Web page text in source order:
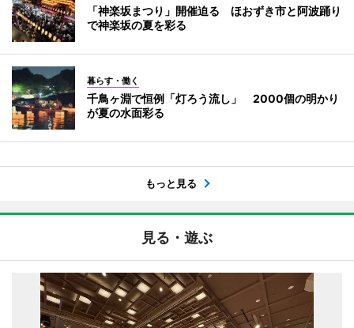
「神楽坂まつり」開催迫る ほおずき市と阿波踊り
で神楽坂の夏を彩る
暮らす・働く
千鳥ヶ淵で恒例「灯ろう流し」 2000個の明かり
が夏の水面彩る
もっと見る
見る・遊ぶ